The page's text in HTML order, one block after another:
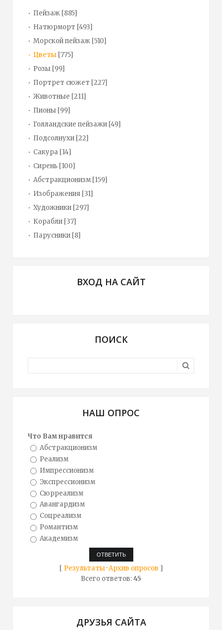
Пейзаж [885]
Натюрморт [493]
Морской пейзаж [510]
Цветы [775]
Розы [99]
Портрет сюжет [227]
Животные [211]
Пионы [99]
Голландские пейзажи [49]
Подсолнухи [22]
Сакура [14]
Сирень [100]
Абстракционизм [159]
Изображения [31]
Художники [297]
Корабли [37]
Парусники [8]
ВХОД НА САЙТ
ПОИСК
НАШ ОПРОС
Что Вам нравится
Абстракционизм
Реализм
Импрессионизм
Экспрессионизм
Сюрреализм
Авангардизм
Соцреализм
Романтизм
Академизм
[ Результаты·Архив опросов ]
Всего ответов:45
ДРУЗЬЯ САЙТА